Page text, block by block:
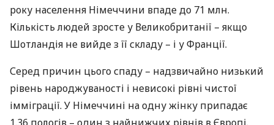
року населення Німеччини впаде до 71 млн.
Кількість людей зросте у Великобританії – якщо
Шотландія не вийде з її складу – і у Франції.
Серед причин цього спаду – надзвичайно низький
рівень народжуваності і невисокі рівні чистої
імміграції. У Німеччині на одну жінку припадає